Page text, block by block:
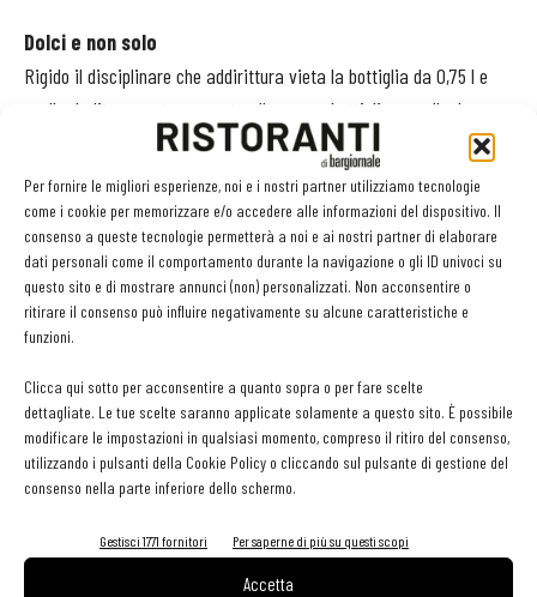
Per fornire le migliori esperienze, noi e i nostri partner utilizziamo tecnologie
come i cookie per memorizzare e/o accedere alle informazioni del dispositivo. Il
consenso a queste tecnologie permetterà a noi e ai nostri partner di elaborare
dati personali come il comportamento durante la navigazione o gli ID univoci su
questo sito e di mostrare annunci (non) personalizzati. Non acconsentire o
ritirare il consenso può influire negativamente su alcune caratteristiche e
funzioni.
Clicca qui sotto per acconsentire a quanto sopra o per fare scelte
dettagliate. Le tue scelte saranno applicate solamente a questo sito. È possibile
modificare le impostazioni in qualsiasi momento, compreso il ritiro del consenso,
utilizzando i pulsanti della Cookie Policy o cliccando sul pulsante di gestione del
consenso nella parte inferiore dello schermo.
Gestisci 1771 fornitori Per saperne di più su questi scopi
Accetta
Dolci e non solo
Rigido il disciplinare che addirittura vieta la bottiglia da 0,75 l e
quella da litro, mentre accanto alle mezze bottiglie e quelle da un
quarto di litro, ammette la magnum da 1,5 l (adatta per servizi tipo
banqueting). Altro “dolce” diffuso è il Moscato, mentre l’Ansonica
passita, vino di difficile produzione, offre sensazioni affascinanti.
Tra gli altri vini non vanno dimenticati il grande ventaglio di
bianchi, dal Vermentino al Procanico, e poi i rosati e i rossi,
soprattutto a base di sangiovese.
Una novità sull’Isola è il Syrah, di recente introduzione, che sta
dando risultati eccellenti. In generale possiamo parlare di vini che
si sposano con la gastronomia elbana, dove il pescato è
abbondante e vario e le preparazioni spaziano da quelle con
cotture semplici e veloci a quelle più complesse e lunghe (incluse
“Sburrita”, zuppa di baccalà al peperoncino.